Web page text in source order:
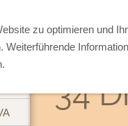
34
zu optimieren und